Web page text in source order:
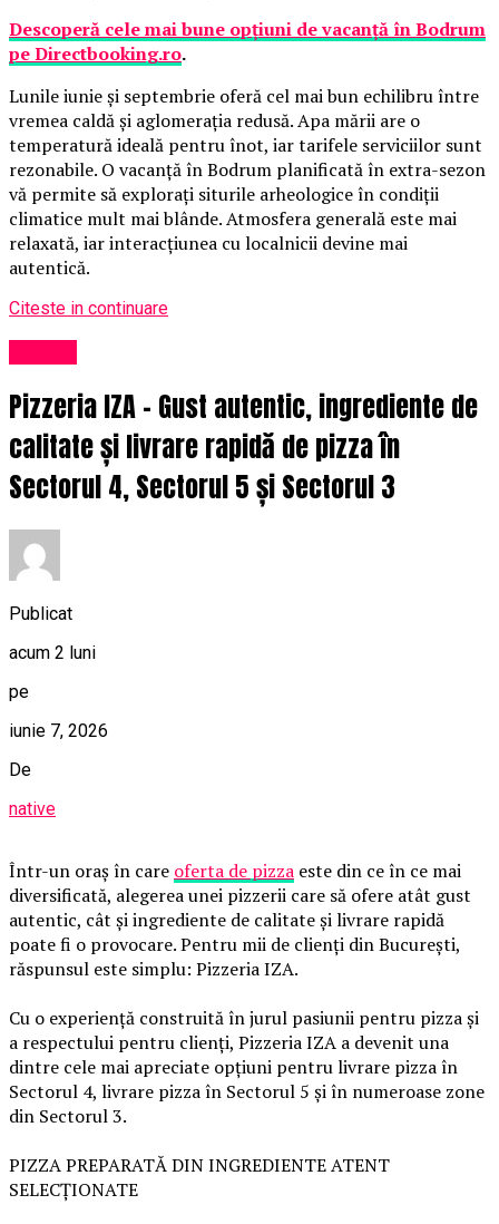
Descoperă cele mai bune opțiuni de vacanță în Bodrum
pe Directbooking.ro.
Lunile iunie și septembrie oferă cel mai bun echilibru între
vremea caldă și aglomerația redusă. Apa mării are o
temperatură ideală pentru înot, iar tarifele serviciilor sunt
rezonabile. O vacanță în Bodrum planificată în extra-sezon
vă permite să explorați siturile arheologice în condiții
climatice mult mai blânde. Atmosfera generală este mai
relaxată, iar interacțiunea cu localnicii devine mai
autentică.
Citeste in continuare
Pizzeria IZA – Gust autentic, ingrediente de
calitate și livrare rapidă de pizza în
Sectorul 4, Sectorul 5 și Sectorul 3
Publicat
acum 2 luni
pe
iunie 7, 2026
De
native
Într-un oraș în care oferta de pizza este din ce în ce mai
diversificată, alegerea unei pizzerii care să ofere atât gust
autentic, cât și ingrediente de calitate și livrare rapidă
poate fi o provocare. Pentru mii de clienți din București,
răspunsul este simplu: Pizzeria IZA.
Cu o experiență construită în jurul pasiunii pentru pizza și
a respectului pentru clienți, Pizzeria IZA a devenit una
dintre cele mai apreciate opțiuni pentru livrare pizza în
Sectorul 4, livrare pizza în Sectorul 5 și în numeroase zone
din Sectorul 3.
PIZZA PREPARATĂ DIN INGREDIENTE ATENT
SELECȚIONATE